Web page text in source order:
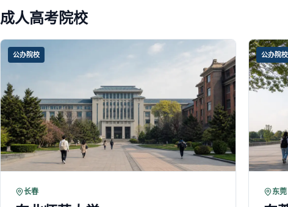
成人高考院校
公办院校
长春
公办院校
东莞